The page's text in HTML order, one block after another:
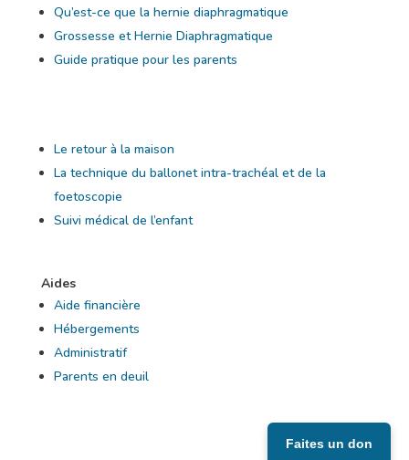
Qu’est-ce que la hernie diaphragmatique
Grossesse et Hernie Diaphragmatique
Guide pratique pour les parents
Le retour à la maison
La technique du ballonet intra-trachéal et de la
foetoscopie
Suivi médical de l’enfant
Aides
Aide financière
Hébergements
Administratif
Parents en deuil
Faites un don